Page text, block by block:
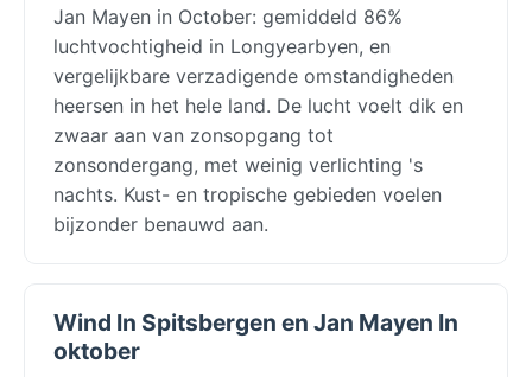
Jan Mayen in October: gemiddeld 86%
luchtvochtigheid in Longyearbyen, en
vergelijkbare verzadigende omstandigheden
heersen in het hele land. De lucht voelt dik en
zwaar aan van zonsopgang tot
zonsondergang, met weinig verlichting 's
nachts. Kust- en tropische gebieden voelen
bijzonder benauwd aan.
Wind In Spitsbergen en Jan Mayen In
oktober